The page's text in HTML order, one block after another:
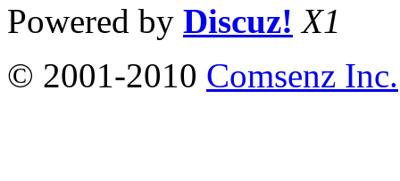
Powered by Discuz! X1
© 2001-2010 Comsenz Inc.